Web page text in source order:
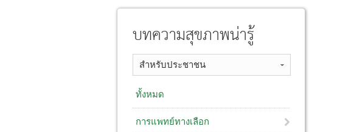
บทความสุขภาพน่ารู้
สำหรับประชาชน
ทั้งหมด
การแพทย์ทางเลือก